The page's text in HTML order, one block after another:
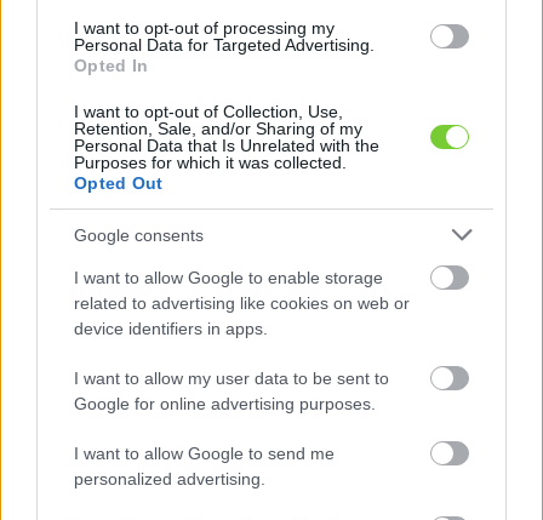
I want to opt-out of processing my
Personal Data for Targeted Advertising.
Opted In
I want to opt-out of Collection, Use,
Retention, Sale, and/or Sharing of my
Personal Data that Is Unrelated with the
Purposes for which it was collected.
Opted Out
Google consents
I want to allow Google to enable storage
related to advertising like cookies on web or
device identifiers in apps.
I want to allow my user data to be sent to
Google for online advertising purposes.
I want to allow Google to send me
personalized advertising.
KERTÉSZ ÉS KERTÉSZET REGISZTRÁCIÓ